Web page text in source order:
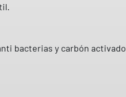
bacterias y carbón activado